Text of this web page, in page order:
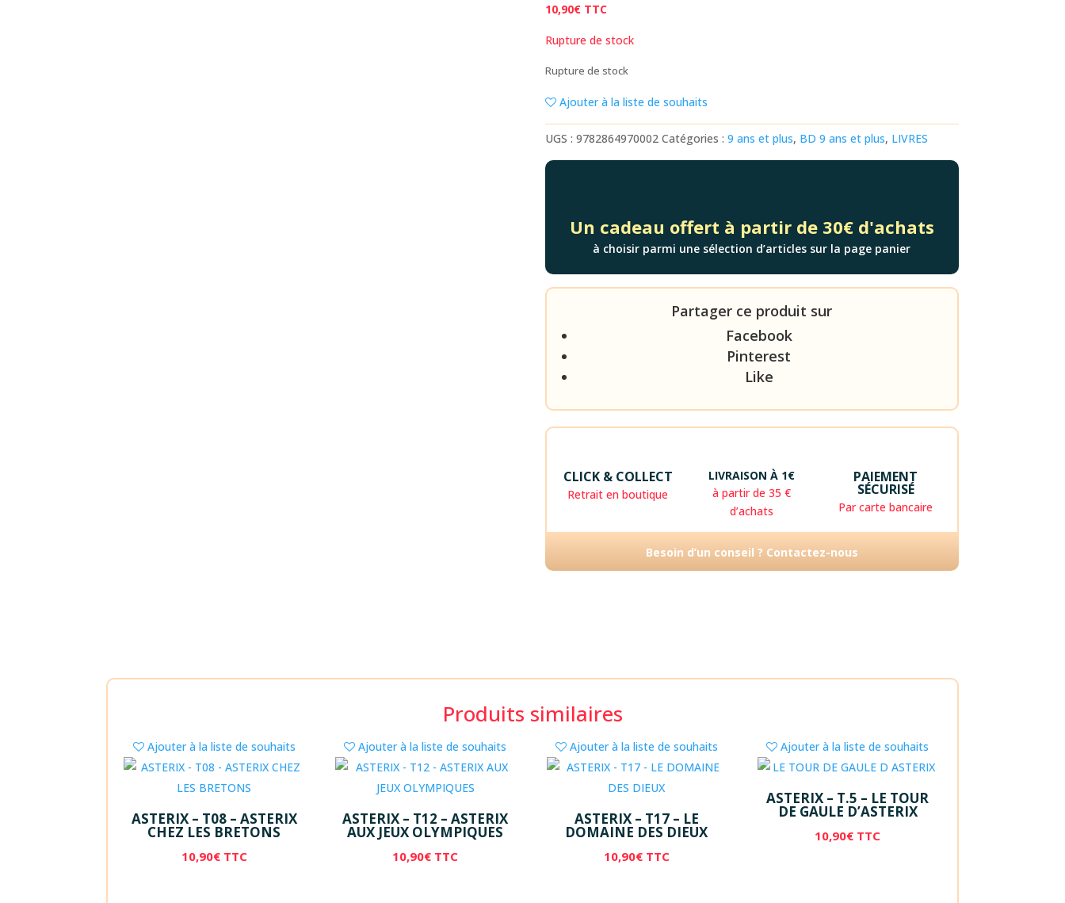
10,90€ TTC
Rupture de stock
Rupture de stock
Ajouter à la liste de souhaits
UGS :9782864970002 Catégories :9 ans et plus, BD 9 ans et plus, LIVRES
Un cadeau offert à partir de 30€ d'achats
à choisir parmi une sélection d’articles sur la page panier
Partager ce produit sur
Facebook
Pinterest
Like
CLICK & COLLECT
Retrait en boutique
LIVRAISON À 1€
à partir de 35 €
d’achats
PAIEMENT
SÉCURISÉ
Par carte bancaire
Besoin d’un conseil ? Contactez-nous
Produits similaires
Ajouter à la liste de souhaits
ASTERIX – T08 – ASTERIX
CHEZ LES BRETONS
10,90€ TTC
Ajouter à la liste de souhaits
ASTERIX – T12 – ASTERIX
AUX JEUX OLYMPIQUES
10,90€ TTC
Ajouter à la liste de souhaits
ASTERIX – T17 – LE
DOMAINE DES DIEUX
10,90€ TTC
Ajouter à la liste de souhaits
ASTERIX – T.5 – LE TOUR
DE GAULE D’ASTERIX
10,90€ TTC